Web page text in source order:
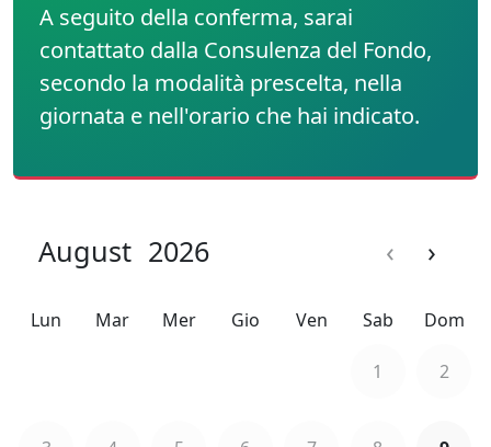
A seguito della conferma, sarai
contattato dalla Consulenza del Fondo,
secondo la modalità prescelta, nella
giornata e nell'orario che hai indicato.
August 2026 ›
‹
Lun Mar Mer Gio Ven Sab Dom
1 2